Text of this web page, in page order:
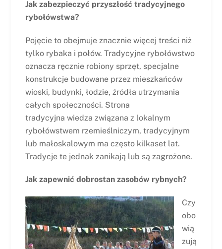
Jak zabezpieczyć przyszłość tradycyjnego
rybołówstwa?
Pojęcie to obejmuje znacznie więcej treści niż
tylko rybaka i połów. Tradycyjne rybołówstwo
oznacza ręcznie robiony sprzęt, specjalne
konstrukcje budowane przez mieszkańców
wioski, budynki, łodzie, źródła utrzymania
całych społeczności. Strona
tradycyjna wiedza związana z lokalnym
rybołówstwem rzemieślniczym, tradycyjnym
lub małoskalowym ma często kilkaset lat.
Tradycje te jednak zanikają lub są zagrożone.
Jak zapewnić dobrostan zasobów rybnych?
Czy
obo
wią
zują